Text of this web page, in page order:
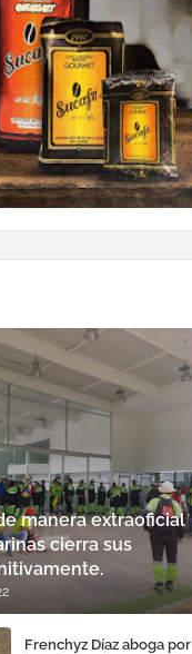
manera extraoficial
cierra sus
Frenchyz Díaz aboga por